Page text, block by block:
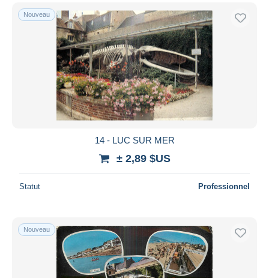
Nouveau
14 - LUC SUR MER
± 2,89 $US
Statut Professionnel
Nouveau